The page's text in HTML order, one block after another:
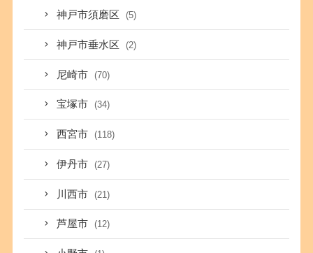
神戸市須磨区 (5)
神戸市垂水区 (2)
尼崎市 (70)
宝塚市 (34)
西宮市 (118)
伊丹市 (27)
川西市 (21)
芦屋市 (12)